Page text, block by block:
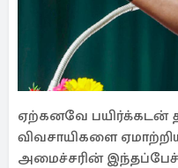
ஏற்கனவே பயிர்க்கடன்
விவசாயிகளை
அமைச்சரின்